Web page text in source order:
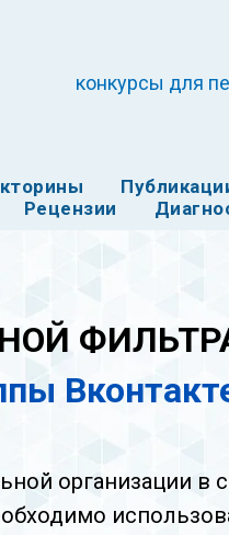
конкурсы для
Рецензии
организации в